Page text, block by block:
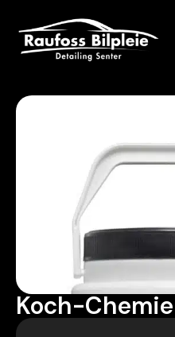
Koch-